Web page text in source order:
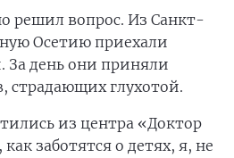
решил вопрос. Из Санкт-
Осетию приехали
За день они приняли
страдающих глухотой.
из центра «Доктор
заботятся о детях, я, не